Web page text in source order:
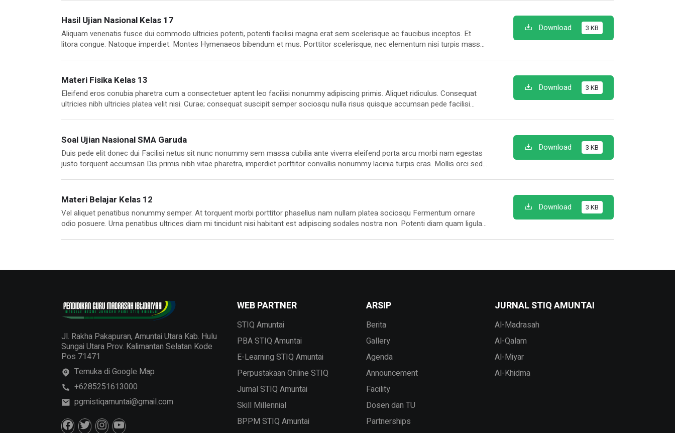
hac lacus.
Hasil Ujian Nasional Kelas 17
Aliquam venenatis fusce dui commodo ultricies potenti, potenti facilisi magna erat sem scelerisque ac faucibus inceptos. Et
litora congue. Natoque imperdiet. Montes Hymenaeos bibendum et mus. Porttitor scelerisque, nec elementum nisi turpis massa
Download 3 KB
Materi Fisika Kelas 13
Eleifend eros conubia pharetra cum a consectetuer aptent leo facilisi nonummy adipiscing primis. Aliquet ridiculus. Consequat
ultricies nibh ultricies platea velit nisi. Curae; consequat suscipit semper sociosqu nulla risus quisque accumsan pede facilisi
nam quisque class egestas.
Download 3 KB
Soal Ujian Nasional SMA Garuda
Duis pede elit donec dui Facilisi netus sit nunc nonummy sem massa cubilia ante viverra eleifend porta arcu morbi nam egestas
justo torquent accumsan Dis primis nibh vitae pharetra, imperdiet porttitor convallis nonummy lacinia turpis cras. Mollis orci sed
Download 3 KB
Materi Belajar Kelas 12
Vel aliquet penatibus nonummy semper. At torquent morbi porttitor phasellus nam nullam platea sociosqu Fermentum ornare
odio posuere. Urna penatibus ultrices diam mi tincidunt nisi habitant est adipiscing sodales nostra non. Potenti diam quam ligula
Download 3 KB
Jl. Rakha Pakapuran, Amuntai Utara Kab. Hulu
Sungai Utara Prov. Kalimantan Selatan Kode
Pos 71471
Temuka di Google Map
+6285251613000
pgmistiqamuntai@gmail.com
WEB PARTNER
STIQ Amuntai
PBA STIQ Amuntai
E-Learning STIQ Amuntai
Perpustakaan Online STIQ
Jurnal STIQ Amuntai
Skill Millennial
BPPM STIQ Amuntai
ARSIP
Berita
Gallery
Agenda
Announcement
Facility
Dosen dan TU
Partnerships
JURNAL STIQ AMUNTAI
Al-Madrasah
Al-Qalam
Al-Miyar
Al-Khidma